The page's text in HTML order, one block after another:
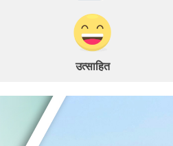
उत्साहित